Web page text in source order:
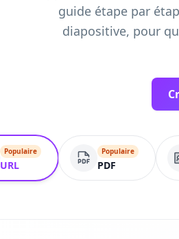
guide étape par
diapositive, pour
Populaire
URL
Populaire
PDF